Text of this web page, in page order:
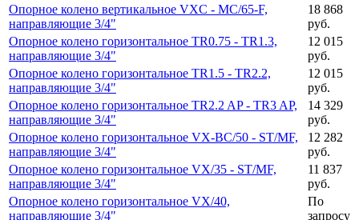
Опорное колено вертикальное VXC - MC/65-F,
направляющие 3/4"
18 868
руб.
Опорное колено горизонтальное TR0.75 - TR1.3,
направляющие 3/4"
12 015
руб.
Опорное колено горизонтальное TR1.5 - TR2.2,
направляющие 3/4"
12 015
руб.
Опорное колено горизонтальное TR2.2 AP - TR3 AP,
направляющие 3/4"
14 329
руб.
Опорное колено горизонтальное VX-BC/50 - ST/MF,
направляющие 3/4"
12 282
руб.
Опорное колено горизонтальное VX/35 - ST/MF,
направляющие 3/4"
11 837
руб.
Опорное колено горизонтальное VX/40,
направляющие 3/4"
По
запросу